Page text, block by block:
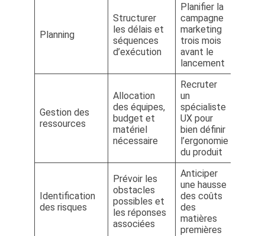
Planning
Structurer
les délais et
séquences
d’exécution
Planifier la
campagne
marketing
trois mois
avant le
lancement
Gestion des
ressources
Allocation
des équipes,
budget et
matériel
nécessaire
Recruter
un
spécialiste
UX pour
bien définir
l’ergonomie
du produit
Identification
des risques
Prévoir les
obstacles
possibles et
les réponses
associées
Anticiper
une hausse
des coûts
des
matières
premières